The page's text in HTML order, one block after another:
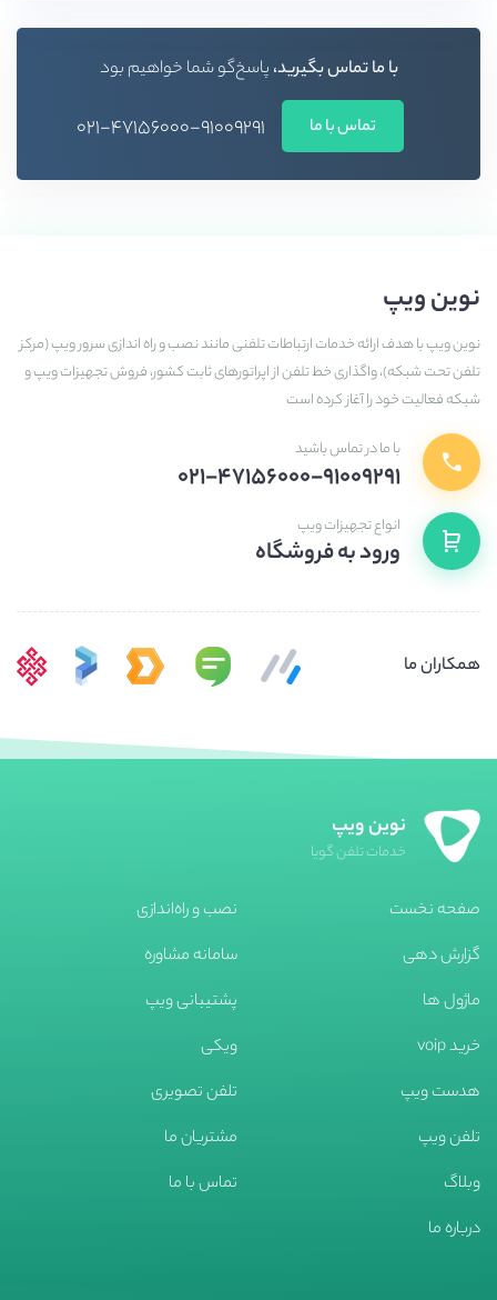
با ما تماس بگیرید، پاسخ‌گو شما خواهیم بود
۰۲۱-۴۷۱۵۶۰۰۰-۹۱۰۰۹۲۹۱ تماس با ما
نوین ویپ
نوین ویپ با هدف ارائه خدمات ارتباطات تلفنی مانند نصب و راه اندازی سرور ویپ (مرکز
تلفن تحت شبکه)، واگذاری خط تلفن از اپراتورهای ثابت کشور، فروش تجهیزات ویپ و
شبکه فعالیت خود را آغاز کرده است
با ما در تماس باشید
۰۲۱-۴۷۱۵۶۰۰۰-۹۱۰۰۹۲۹۱
انواع تجهیزات ویپ
ورود به فروشگاه
همکاران ما
نوین ویپ
خدمات تلفن گویا
صفحه نخست
گزارش دهی
ماژول ها
خرید voip
هدست ویپ
تلفن ویپ
وبلاگ
درباره ما
نصب و راه‌اندازی
سامانه مشاوره
پشتیبانی ویپ
ویکی
تلفن تصویری
مشتریان ما
تماس با ما